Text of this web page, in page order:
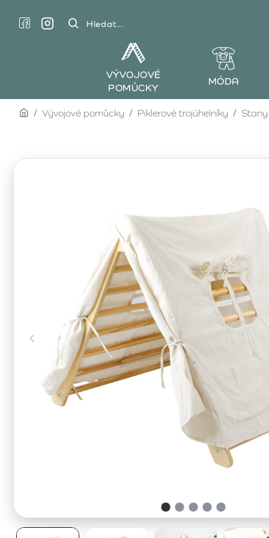
Hledat...
VÝVOJOVÉ
POMŮCKY
MÓDA
homeVývojové pomůcky Piklerové trojúhelníky Stany